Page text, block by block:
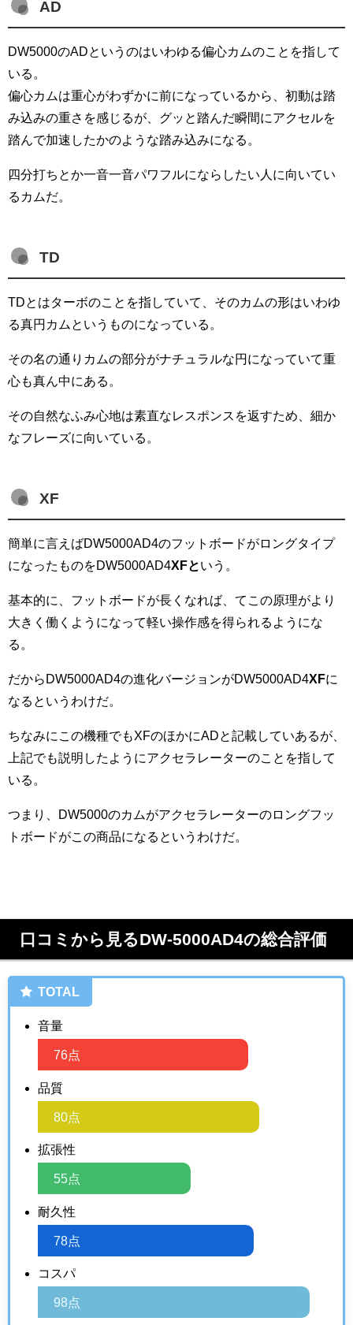
AD
DW5000のADというのはいわゆる偏心カムのことを指して
いる。
偏心カムは重心がわずかに前になっているから、初動は踏
み込みの重さを感じるが、グッと踏んだ瞬間にアクセルを
踏んで加速したかのような踏み込みになる。
四分打ちとか一音一音パワフルにならしたい人に向いてい
るカムだ。
TD
TDとはターボのことを指していて、そのカムの形はいわゆ
る真円カムというものになっている。
その名の通りカムの部分がナチュラルな円になっていて重
心も真ん中にある。
その自然なふみ心地は素直なレスポンスを返すため、細か
なフレーズに向いている。
XF
簡単に言えばDW5000AD4のフットボードがロングタイプ
になったものをDW5000AD4XFという。
基本的に、フットボードが長くなれば、てこの原理がより
大きく働くようになって軽い操作感を得られるようにな
る。
だからDW5000AD4の進化バージョンがDW5000AD4XFに
なるというわけだ。
ちなみにこの機種でもXFのほかにADと記載していあるが、
上記でも説明したようにアクセラレーターのことを指して
いる。
つまり、DW5000のカムがアクセラレーターのロングフッ
トボードがこの商品になるというわけだ。
口コミから見るDW-5000AD4の総合評価
TOTAL
音量
76点
品質
80点
拡張性
55点
耐久性
78点
コスパ
98点